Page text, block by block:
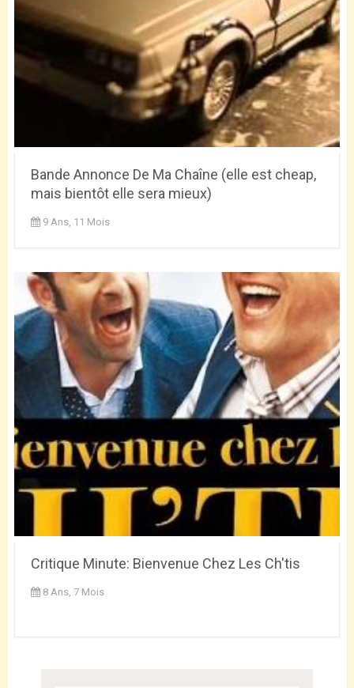
Bande Annonce De Ma Chaîne (elle est cheap,
mais bientôt elle sera mieux)
9 Ans, 11 Mois
Critique Minute: Bienvenue Chez Les Ch'tis
8 Ans, 7 Mois